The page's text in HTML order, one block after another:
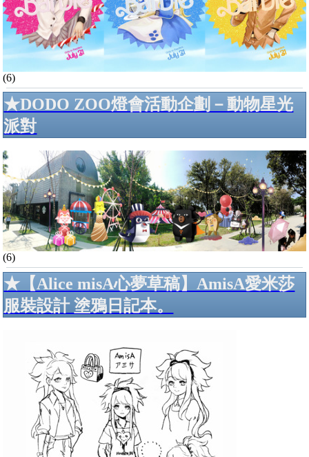
(6)
★DODO ZOO燈會活動企劃－動物星光
派對
(6)
★【Alice misA心夢草稿】AmisA愛米莎
服裝設計 塗鴉日記本。